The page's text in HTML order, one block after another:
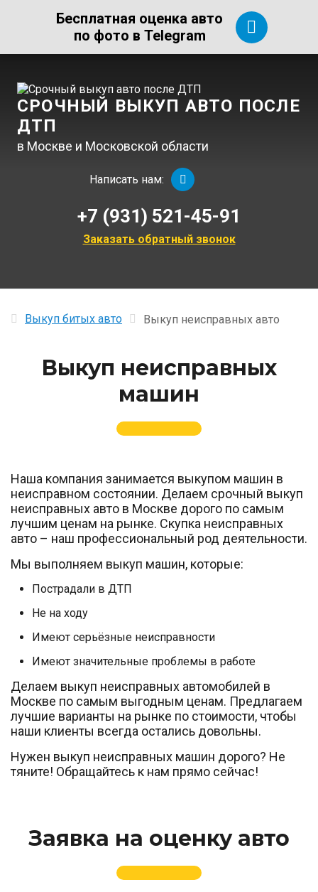
Бесплатная оценка авто
по фото в Telegram
СРОЧНЫЙ ВЫКУП АВТО ПОСЛЕ
ДТП
в Москве и Московской области
Написать нам:
+7 (931) 521-45-91
Заказать обратный звонок
Выкуп битых авто Выкуп неисправных авто
Выкуп неисправных
машин
Наша компания занимается выкупом машин в
неисправном состоянии. Делаем срочный выкуп
неисправных авто в Москве дорого по самым
лучшим ценам на рынке. Скупка неисправных
авто – наш профессиональный род деятельности.
Мы выполняем выкуп машин, которые:
Пострадали в ДТП
Не на ходу
Имеют серьёзные неисправности
Имеют значительные проблемы в работе
Делаем выкуп неисправных автомобилей в
Москве по самым выгодным ценам. Предлагаем
лучшие варианты на рынке по стоимости, чтобы
наши клиенты всегда остались довольны.
Нужен выкуп неисправных машин дорого? Не
тяните! Обращайтесь к нам прямо сейчас!
Заявка на оценку авто